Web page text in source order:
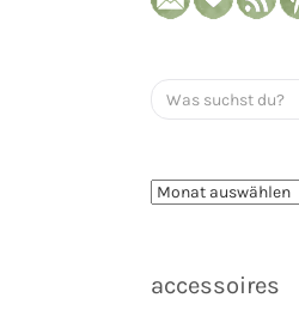
Search
for:
accessoires